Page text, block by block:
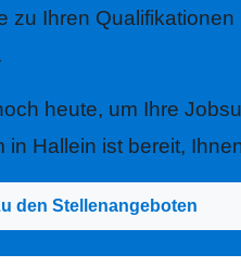
zu Ihren Qualifikationen
heute, um Ihre
in Hallein ist bereit,
den Stellenangeboten